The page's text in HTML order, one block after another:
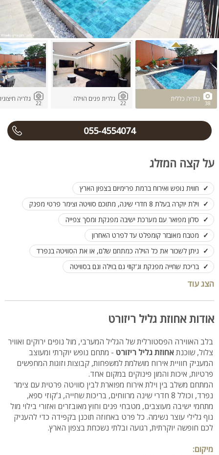
38
גלריה כללית
22
גלרית פנים הוילה
22
גלריה
055-4554074
על קצה המזלג
חווית נופש ואירוח ברמת פרימיום בצפון הארץ
וילת יוקרה בעלת 8 חדרי שינה, מתוכם סוויטה וצימר פרטי מפנק
סלון מפואר עם מערכת ישיבה מפנקת ומסך צפייה
מטבח מאובזר קומפלט עד לפרט האחרון
ניתן לשכור את כל הוילה כמתחם שלם, או את הסוויטה בנפרד
בריכת שחייה מפנקת וג'קוזי גם בוילה וגם בסוויטה
מתחם חוץ גדול עם פינות ישיבה, שיזוף ושמשיות
שולחנות משחק - שולחן פינג פונג, סנוקר
קיימת עמדת טעינה לרכב חשמלי וחניה לאורחי המתחם
האירוח בוילה לעד 30 איש, ובסוויטה לזוג + 2
הצג עוד
אודות אחוזת גליל ריזורט
בלב האווירה הפסטורלית של הגליל המערבי, מול נופים ירוקים ואוויר
צלול, שוכנתאחוזת גליל ריזורט - מתחם נופש יוקרתי ומעוצב
המעניק חוויית אירוח מושלמת למשפחות, קבוצות וזוגות המחפשים
פרטיות, איכות והמון פינוקים במקום אחד.
המתחם משלב בין וילת אירוח מפוארת לבין סוויטה פרטית עם צימר
נפרד, וכולל 8 חדרי שינה מרווחים, בריכות שחייה, ג'קוזי ספא,
מתחמי ישיבה מעוצבים, מטבחי פנים וחוץ מאובזרים ואזורי בילוי מול
נוף גלילי עוצר נשימה. כל פרט באחוזה תוכנן בקפידה כדי להעניק
לכם חופשה יוקרתית, רגועה ובלתי נשכחת בצפון הארץ.
מיקום: